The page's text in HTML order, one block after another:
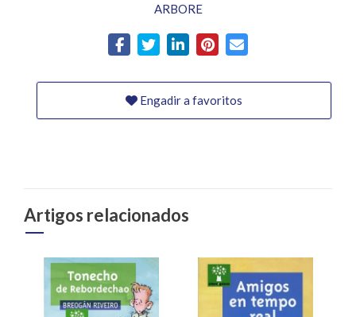
ARBORE
Engadir a favoritos
Artigos relacionados